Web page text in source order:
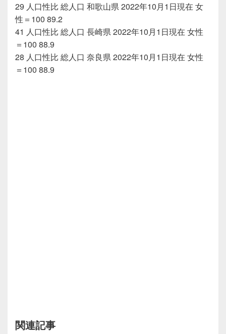
29 人口性比 総人口 和歌山県 2022年10月1日現在 女
性＝100 89.2
41 人口性比 総人口 長崎県 2022年10月1日現在 女性
＝100 88.9
28 人口性比 総人口 奈良県 2022年10月1日現在 女性
＝100 88.9
関連記事